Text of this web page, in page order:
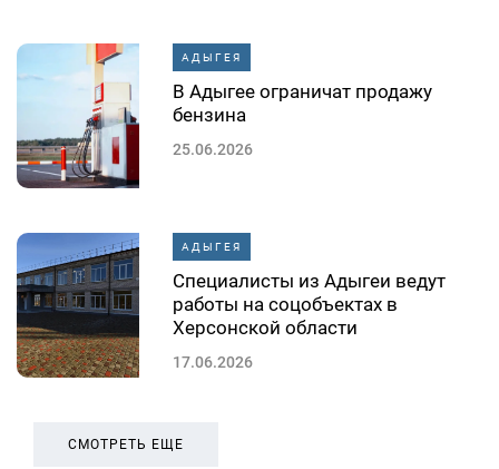
АДЫГЕЯ
В Адыгее ограничат продажу
бензина
25.06.2026
АДЫГЕЯ
Специалисты из Адыгеи ведут
работы на соцобъектах в
Херсонской области
17.06.2026
СМОТРЕТЬ ЕЩЕ